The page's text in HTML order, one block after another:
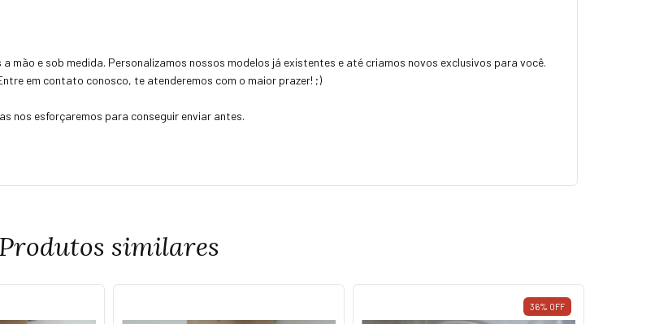
mão e sob medida. Personalizamos nossos modelos já existentes e até criamos novos exclusivos para você.
em contato conosco, te atenderemos com o maior prazer! ;)
nos esforçaremos para conseguir enviar antes.
Produtos similares
36% OFF